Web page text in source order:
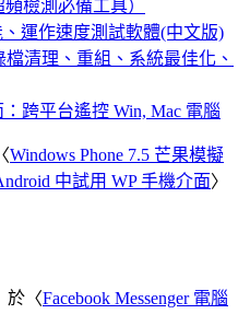
檢測必備工具）
、運作速度測試軟體(中文版)
檔清理、重組、系統最佳化、
跨平台遙控 Win, Mac 電腦
Windows Phone 7.5 芒果模擬
中試用 WP 手機介面〉
於〈Facebook Messenger 電腦